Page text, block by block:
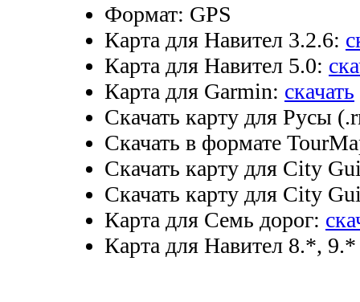
Формат: GPS
Карта для Навител 3.2.6:
Карта для Навител 5.0:
Карта для Garmin: скачать
Скачать карту для Русы
Скачать в формате
Скачать карту для City
Скачать карту для City
Карта для Семь дорог:
Карта для Навител 8.*,